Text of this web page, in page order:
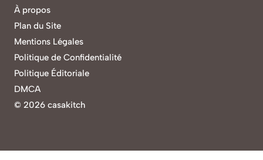
© 2026 casakitch
À propos
Plan du Site
Mentions Légales
Politique de Confidentialité
Politique Éditoriale
DMCA